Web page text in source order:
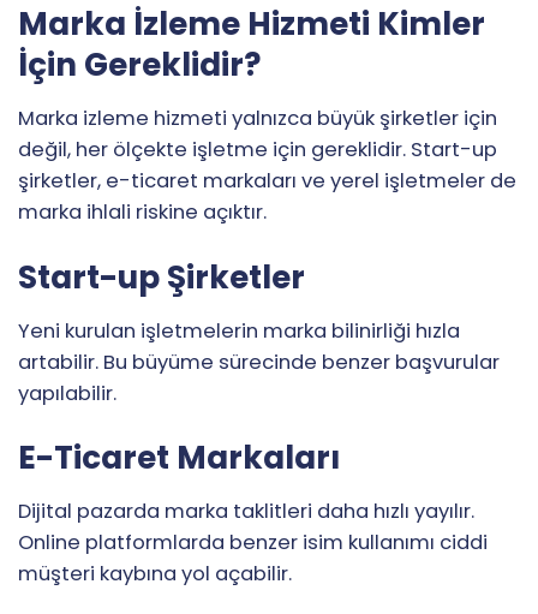
Marka İzleme Hizmeti Kimler
İçin Gereklidir?
Marka izleme hizmeti yalnızca büyük şirketler için
değil, her ölçekte işletme için gereklidir. Start-up
şirketler, e-ticaret markaları ve yerel işletmeler de
marka ihlali riskine açıktır.
Start-up Şirketler
Yeni kurulan işletmelerin marka bilinirliği hızla
artabilir. Bu büyüme sürecinde benzer başvurular
yapılabilir.
E-Ticaret Markaları
Dijital pazarda marka taklitleri daha hızlı yayılır.
Online platformlarda benzer isim kullanımı ciddi
müşteri kaybına yol açabilir.